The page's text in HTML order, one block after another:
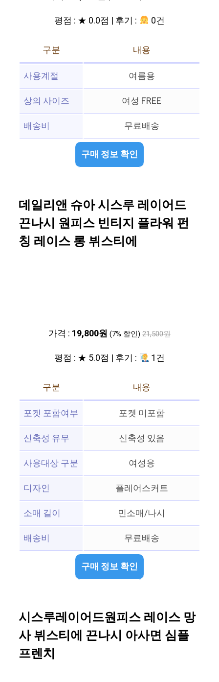
평점 : ★ 0.0점 | 후기 : 0건
구분
내용
사용계절
여름용
상의 사이즈
여성 FREE
배송비
무료배송
구매 정보 확인
데일리앤 슈아 시스루 레이어드
끈나시 원피스 빈티지 플라워 펀
칭 레이스 롱 뷔스티에
가격 : 19,800원 (7% 할인) 21,500원
평점 : ★ 5.0점 | 후기 : 1건
구분
내용
포켓 포함여부
포켓 미포함
신축성 유무
신축성 있음
사용대상 구분
여성용
디자인
플레어스커트
소매 길이
민소매/나시
배송비
무료배송
구매 정보 확인
시스루레이어드원피스 레이스 망
사 뷔스티에 끈나시 아사면 심플
프렌치